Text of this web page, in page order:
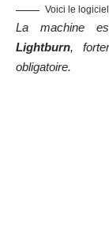
qu’en ne passant
sa puissance
Rapidement,
spécialisés